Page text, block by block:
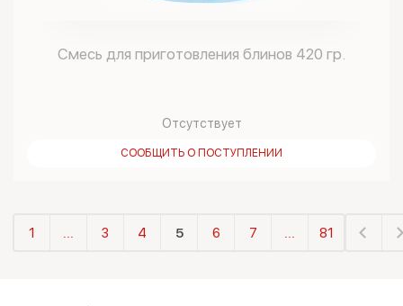
Смесь для приготовления блинов 420 гр.
Отсутствует
СООБЩИТЬ О ПОСТУПЛЕНИИ
1 ... 3 4 5 6 7 ... 81